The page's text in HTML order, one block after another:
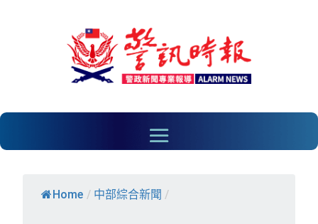
Home / 中部綜合新聞 /